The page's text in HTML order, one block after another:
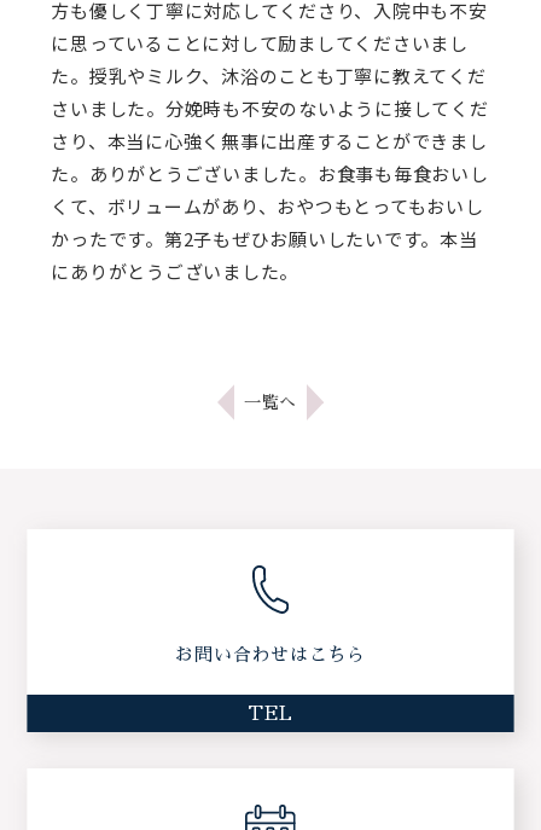
方も優しく丁寧に対応してくださり、入院中も不安
に思っていることに対して励ましてくださいまし
た。授乳やミルク、沐浴のことも丁寧に教えてくだ
さいました。分娩時も不安のないように接してくだ
さり、本当に心強く無事に出産することができまし
た。ありがとうございました。お食事も毎食おいし
くて、ボリュームがあり、おやつもとってもおいし
かったです。第2子もぜひお願いしたいです。本当
にありがとうございました。
一覧へ
お問い合わせはこちら
TEL